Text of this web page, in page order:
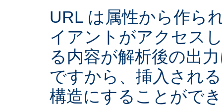
URL は属性から作ら
イアントがアクセス
る内容が解析後の出
ですから、挿入され
構造にすることがで